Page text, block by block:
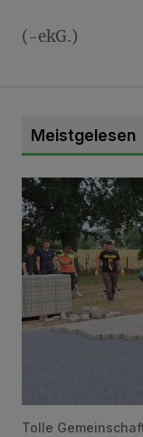
(-ekG.)
Meistgelesen
Pünktlich zum
Tolle